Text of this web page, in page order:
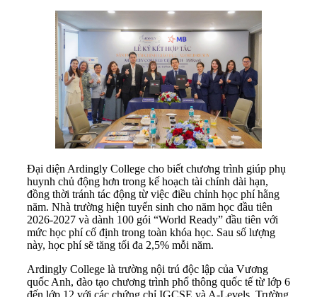
Đại diện Ardingly College cho biết chương trình giúp phụ
huynh chủ động hơn trong kế hoạch tài chính dài hạn,
đồng thời tránh tác động từ việc điều chỉnh học phí hằng
năm. Nhà trường hiện tuyển sinh cho năm học đầu tiên
2026-2027 và dành 100 gói “World Ready” đầu tiên với
mức học phí cố định trong toàn khóa học. Sau số lượng
này, học phí sẽ tăng tối đa 2,5% mỗi năm.
Ardingly College là trường nội trú độc lập của Vương
quốc Anh, đào tạo chương trình phổ thông quốc tế từ lớp 6